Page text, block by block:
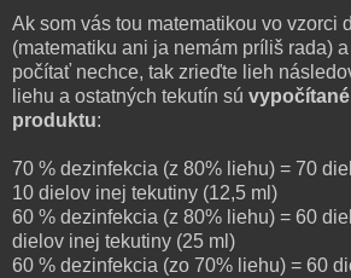
Ak som vás tou matematikou vo vzorci
(matematiku ani ja nemám príliš rada)
počítať nechce, tak zrieďte lieh
liehu a ostatných tekutín sú vypočítané
produktu:
70 % dezinfekcia (z 80% liehu) = 70
10 dielov inej tekutiny (12,5 ml)
60 % dezinfekcia (z 80% liehu) = 60
dielov inej tekutiny (25 ml)
60 % dezinfekcia (zo 70% liehu) = 60